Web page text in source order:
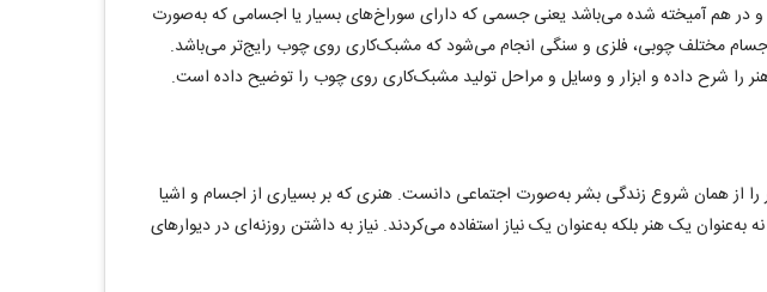
در هم آمیخته شده می‌باشد یعنی جسمی که دارای سوراخ‌های بسیار یا اجسامی که به‌صورت
مختلف چوبی، فلزی و سنگی انجام می‌شود که مشبک‌کاری روی چوب رایج‌تر می‌باشد.
را شرح داده و ابزار و وسایل و مراحل تولید مشبک‌کاری روی چوب را توضیح داده است.
از همان شروع زندگی بشر به‌صورت اجتماعی دانست. هنری که بر بسیاری از اجسام و اشیا
یک هنر بلکه به‌عنوان یک نیاز استفاده می‌کردند. نیاز به داشتن روزنه‌ای در دیوارهای